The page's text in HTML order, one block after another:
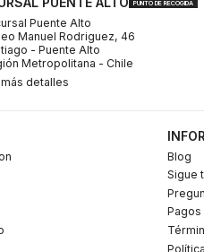
PUNTO DE RECOGIDA
Puente Alto
Manuel Rodriguez, 46
- Puente Alto
Metropolitana - Chile
detalles
Blog
Sigue